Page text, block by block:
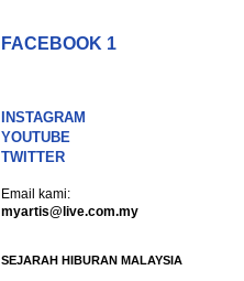
FACEBOOK 1
INSTAGRAM
YOUTUBE
TWITTER
Email kami:
myartis@live.com.my
SEJARAH HIBURAN MALAYSIA